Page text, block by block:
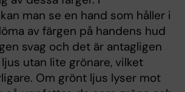
man se en hand som håller i
av färgen på handens hud
svag och det är antagligen
utan lite grönare, vilket
Om grönt ljus lyser mot